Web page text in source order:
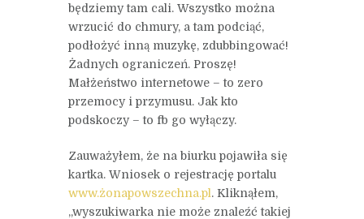
będziemy tam cali. Wszystko można
wrzucić do chmury, a tam podciąć,
podłożyć inną muzykę, zdubbingować!
Żadnych ograniczeń. Proszę!
Małżeństwo internetowe – to zero
przemocy i przymusu. Jak kto
podskoczy – to fb go wyłączy.
Zauważyłem, że na biurku pojawiła się
kartka. Wniosek o rejestrację portalu
www.żonapowszechna.pl . Kliknąłem,
„wyszukiwarka nie może znaleźć takiej